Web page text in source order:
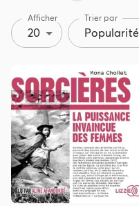
Afficher
20
Trier par
Popularité